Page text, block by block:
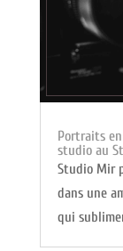
Portraits
studio au
Studio Mir
dans une
qui